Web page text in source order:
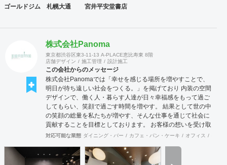
ゴールドジム 札幌大通 宮井平安堂書店
株式会社Panoma
東京都渋谷区東3-11-13 A-PLACE恵比寿東 8階
店舗デザイン
施工管理 設計施工
この会社からのメッセージ
株式会社Panomaでは「幸せを感じる場所を増やすことで、
明日が待ち遠しい社会をつくる。」を掲げており 内装の空間
デザインで、働く人・暮らす人達が日々幸福感をもって過ご
してもらい、笑顔で過ごす時間を増やす。 結果として世の中
の笑顔の総量を私たちが増やす、そんな仕事を通じて社会に
貢献することを目標としております。 お客様の想いを受け取
り、その想いを具現化できるデザインと施工を心掛け、 創業
でおります。 お客様満足を追求し「あなたに出会えてよかっ
た企業」であり続けれるよう貢献していきます。 医療施設に
対応可能な業態 ダイニング・バー カフェ・パン・ケーキ オフィス